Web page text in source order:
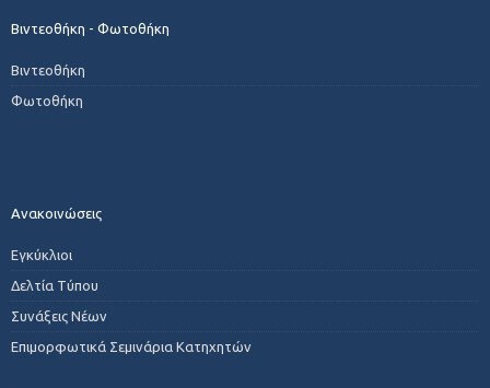
Βιντεοθήκη - Φωτοθήκη
Βιντεοθήκη
Φωτοθήκη
Ανακοινώσεις
Εγκύκλιοι
Δελτία Τύπου
Συνάξεις Νέων
Επιμορφωτικά Σεμινάρια Κατηχητών